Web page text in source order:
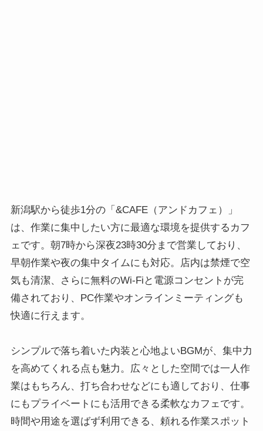
新潟駅から徒歩1分の「&CAFE（アンドカフェ）」
は、作業に集中したい方に最適な環境を提供するカフ
ェです。朝7時から深夜23時30分まで営業しており、
早朝作業や夜の集中タイムにも対応。店内は禁煙で空
気も清潔、さらに無料のWi-Fiと電源コンセントが完
備されており、PC作業やオンラインミーティングも
快適に行えます。
シンプルで落ち着いた内装と心地よいBGMが、集中力
を高めてくれる点も魅力。広々とした空間では一人作
業はもちろん、打ち合わせなどにも適しており、仕事
にもプライベートにも活用できる柔軟なカフェです。
時間や用途を選ばず利用できる、頼れる作業スポット